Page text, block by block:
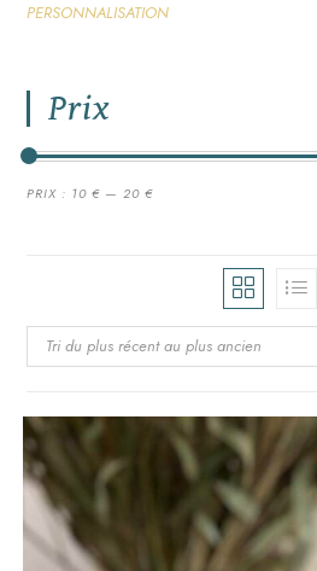
PERSONNALISATION
Prix
PRIX : 10 € —20 €
Tri du plus récent au plus ancien